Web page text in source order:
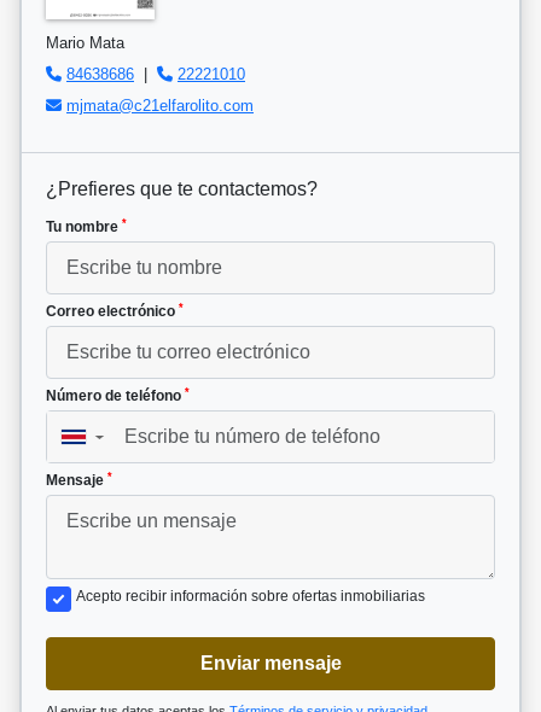
Mario Mata
84638686
22221010
mjmata@c21elfarolito.com
¿Prefieres que te contactemos?
Tu nombre *
Correo electrónico *
Número de teléfono *
▼
Mensaje *
Acepto recibir información sobre ofertas inmobiliarias
Enviar mensaje